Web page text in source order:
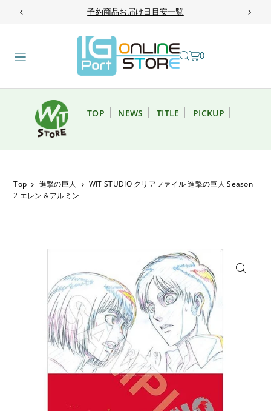
TRANSLATION MISSING: JA.ACCESSIBILITY.SKIP_TO_TEXT
予約商品お届け日目安一覧
0
TOP NEWS TITLE PICKUP
Top 進撃の巨人
WIT STUDIO クリアファイル 進撃の巨人 Season
2 エレン＆アルミン